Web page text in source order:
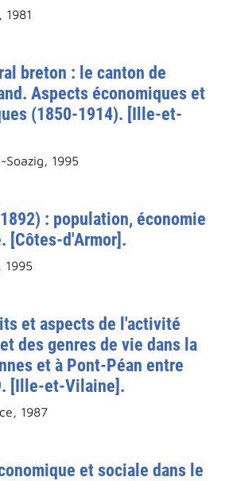
1981
breton : le canton de
Aspects économiques et
(1850-1914). [Ille-et-
Soazig, 1995
: population, économie
[Côtes-d'Armor].
1995
et aspects de l'activité
des genres de vie dans la
et à Pont-Péan entre
[Ille-et-Vilaine].
1987
et sociale dans le